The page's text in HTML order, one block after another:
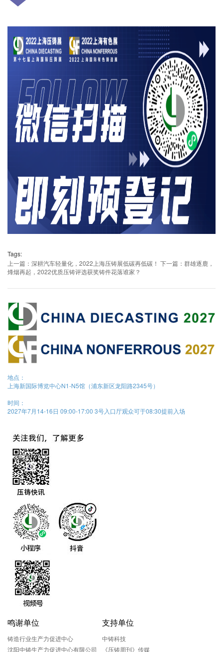
Tags:
上一篇：深耕汽车轻量化，2022上海压铸展低碳再低碳！ 下一篇：群雄逐鹿，
烽烟再起，2022优质压铸评选获奖铸件花落谁家？
地点：
上海新国际博览中心N1-N5馆（浦东新区龙阳路2345号）
时间：
2027年7月14-16日 09:00-17:00 3号入口厅观众可于08:30提前入场
鸣谢单位
铸造行业生产力促进中心
沈阳中铸生产力促进中心有限公司
支持单位
中铸科技
《压铸周刊》传媒